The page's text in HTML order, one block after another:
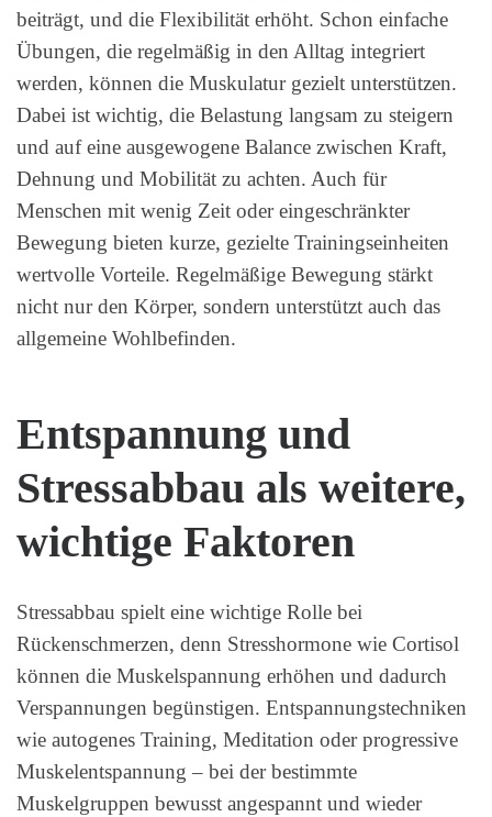
beiträgt, und die Flexibilität erhöht. Schon einfache
Übungen, die regelmäßig in den Alltag integriert
werden, können die Muskulatur gezielt unterstützen.
Dabei ist wichtig, die Belastung langsam zu steigern
und auf eine ausgewogene Balance zwischen Kraft,
Dehnung und Mobilität zu achten. Auch für
Menschen mit wenig Zeit oder eingeschränkter
Bewegung bieten kurze, gezielte Trainingseinheiten
wertvolle Vorteile. Regelmäßige Bewegung stärkt
nicht nur den Körper, sondern unterstützt auch das
allgemeine Wohlbefinden.
Entspannung und
Stressabbau als weitere,
wichtige Faktoren
Stressabbau spielt eine wichtige Rolle bei
Rückenschmerzen, denn Stresshormone wie Cortisol
können die Muskelspannung erhöhen und dadurch
Verspannungen begünstigen. Entspannungstechniken
wie autogenes Training, Meditation oder progressive
Muskelentspannung – bei der bestimmte
Muskelgruppen bewusst angespannt und wieder